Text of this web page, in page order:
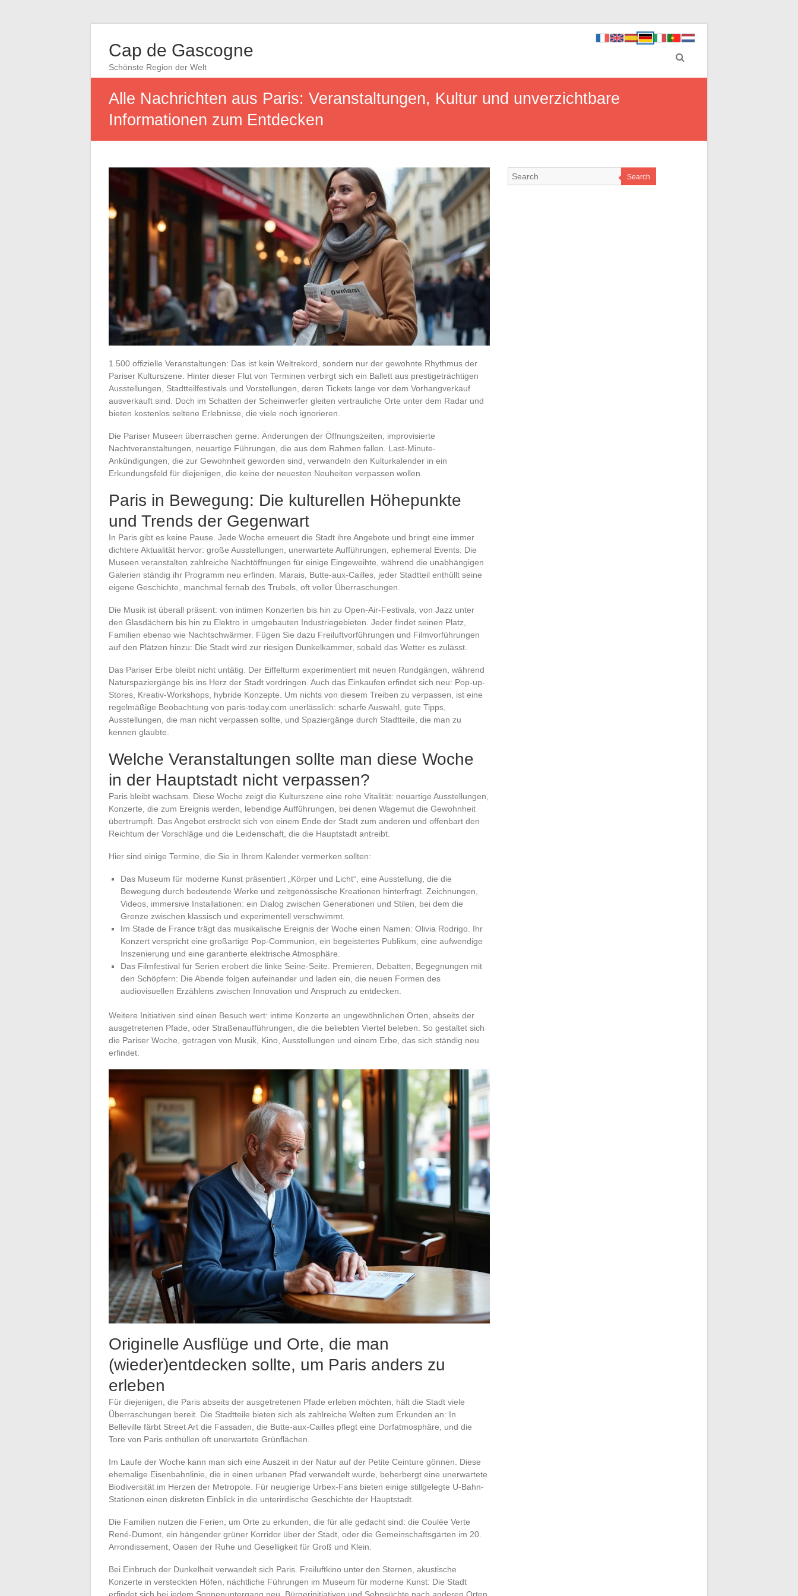
Cap de Gascogne
Schönste Region der Welt
Alle Nachrichten aus Paris: Veranstaltungen, Kultur und unverzichtbare
Informationen zum Entdecken
1.500 offizielle Veranstaltungen: Das ist kein Weltrekord, sondern nur der gewohnte Rhythmus der
Pariser Kulturszene. Hinter dieser Flut von Terminen verbirgt sich ein Ballett aus prestigeträchtigen
Ausstellungen, Stadtteilfestivals und Vorstellungen, deren Tickets lange vor dem Vorhangverkauf
ausverkauft sind. Doch im Schatten der Scheinwerfer gleiten vertrauliche Orte unter dem Radar und
bieten kostenlos seltene Erlebnisse, die viele noch ignorieren.
Die Pariser Museen überraschen gerne: Änderungen der Öffnungszeiten, improvisierte
Nachtveranstaltungen, neuartige Führungen, die aus dem Rahmen fallen. Last-Minute-
Ankündigungen, die zur Gewohnheit geworden sind, verwandeln den Kulturkalender in ein
Erkundungsfeld für diejenigen, die keine der neuesten Neuheiten verpassen wollen.
Paris in Bewegung: Die kulturellen Höhepunkte
und Trends der Gegenwart
In Paris gibt es keine Pause. Jede Woche erneuert die Stadt ihre Angebote und bringt eine immer
dichtere Aktualität hervor: große Ausstellungen, unerwartete Aufführungen, ephemeral Events. Die
Museen veranstalten zahlreiche Nachtöffnungen für einige Eingeweihte, während die unabhängigen
Galerien ständig ihr Programm neu erfinden. Marais, Butte-aux-Cailles, jeder Stadtteil enthüllt seine
eigene Geschichte, manchmal fernab des Trubels, oft voller Überraschungen.
Die Musik ist überall präsent: von intimen Konzerten bis hin zu Open-Air-Festivals, von Jazz unter
den Glasdächern bis hin zu Elektro in umgebauten Industriegebieten. Jeder findet seinen Platz,
Familien ebenso wie Nachtschwärmer. Fügen Sie dazu Freiluftvorführungen und Filmvorführungen
auf den Plätzen hinzu: Die Stadt wird zur riesigen Dunkelkammer, sobald das Wetter es zulässt.
Das Pariser Erbe bleibt nicht untätig. Der Eiffelturm experimentiert mit neuen Rundgängen, während
Naturspaziergänge bis ins Herz der Stadt vordringen. Auch das Einkaufen erfindet sich neu: Pop-up-
Stores, Kreativ-Workshops, hybride Konzepte. Um nichts von diesem Treiben zu verpassen, ist eine
regelmäßige Beobachtung von paris-today.com unerlässlich: scharfe Auswahl, gute Tipps,
Ausstellungen, die man nicht verpassen sollte, und Spaziergänge durch Stadtteile, die man zu
kennen glaubte.
Welche Veranstaltungen sollte man diese Woche
in der Hauptstadt nicht verpassen?
Paris bleibt wachsam. Diese Woche zeigt die Kulturszene eine rohe Vitalität: neuartige Ausstellungen,
Konzerte, die zum Ereignis werden, lebendige Aufführungen, bei denen Wagemut die Gewohnheit
übertrumpft. Das Angebot erstreckt sich von einem Ende der Stadt zum anderen und offenbart den
Reichtum der Vorschläge und die Leidenschaft, die die Hauptstadt antreibt.
Hier sind einige Termine, die Sie in Ihrem Kalender vermerken sollten:
Das Museum für moderne Kunst präsentiert „Körper und Licht“, eine Ausstellung, die die
Bewegung durch bedeutende Werke und zeitgenössische Kreationen hinterfragt. Zeichnungen,
Videos, immersive Installationen: ein Dialog zwischen Generationen und Stilen, bei dem die
Grenze zwischen klassisch und experimentell verschwimmt.
Im Stade de France trägt das musikalische Ereignis der Woche einen Namen: Olivia Rodrigo. Ihr
Konzert verspricht eine großartige Pop-Communion, ein begeistertes Publikum, eine aufwendige
Inszenierung und eine garantierte elektrische Atmosphäre.
Das Filmfestival für Serien erobert die linke Seine-Seite. Premieren, Debatten, Begegnungen mit
den Schöpfern: Die Abende folgen aufeinander und laden ein, die neuen Formen des
audiovisuellen Erzählens zwischen Innovation und Anspruch zu entdecken.
Weitere Initiativen sind einen Besuch wert: intime Konzerte an ungewöhnlichen Orten, abseits der
ausgetretenen Pfade, oder Straßenaufführungen, die die beliebten Viertel beleben. So gestaltet sich
die Pariser Woche, getragen von Musik, Kino, Ausstellungen und einem Erbe, das sich ständig neu
erfindet.
Originelle Ausflüge und Orte, die man
(wieder)entdecken sollte, um Paris anders zu
erleben
Für diejenigen, die Paris abseits der ausgetretenen Pfade erleben möchten, hält die Stadt viele
Überraschungen bereit. Die Stadtteile bieten sich als zahlreiche Welten zum Erkunden an: In
Belleville färbt Street Art die Fassaden, die Butte-aux-Cailles pflegt eine Dorfatmosphäre, und die
Tore von Paris enthüllen oft unerwartete Grünflächen.
Im Laufe der Woche kann man sich eine Auszeit in der Natur auf der Petite Ceinture gönnen. Diese
ehemalige Eisenbahnlinie, die in einen urbanen Pfad verwandelt wurde, beherbergt eine unerwartete
Biodiversität im Herzen der Metropole. Für neugierige Urbex-Fans bieten einige stillgelegte U-Bahn-
Stationen einen diskreten Einblick in die unterirdische Geschichte der Hauptstadt.
Die Familien nutzen die Ferien, um Orte zu erkunden, die für alle gedacht sind: die Coulée Verte
René-Dumont, ein hängender grüner Korridor über der Stadt, oder die Gemeinschaftsgärten im 20.
Arrondissement, Oasen der Ruhe und Geselligkeit für Groß und Klein.
Bei Einbruch der Dunkelheit verwandelt sich Paris. Freiluftkino unter den Sternen, akustische
Konzerte in versteckten Höfen, nächtliche Führungen im Museum für moderne Kunst: Die Stadt
Search